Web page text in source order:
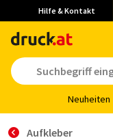
Hilfe & Kontakt
Neu­hei­ten
Aufkleber